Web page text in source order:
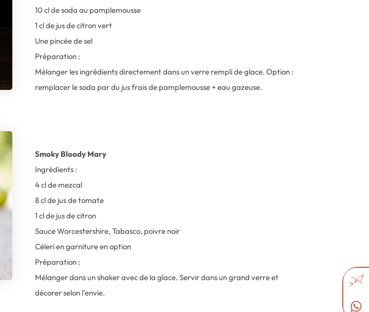
10 cl de soda au pamplemousse
1 cl de jus de citron vert
Une pincée de sel
Préparation :
Mélanger les ingrédients directement dans un verre rempli de glace. Option :
remplacer le soda par du jus frais de pamplemousse + eau gazeuse.
Smoky Bloody Mary
Ingrédients :
4 cl de mezcal
8 cl de jus de tomate
1 cl de jus de citron
Sauce Worcestershire, Tabasco, poivre noir
Céleri en garniture en option
Préparation :
Mélanger dans un shaker avec de la glace. Servir dans un grand verre et
décorer selon l’envie.